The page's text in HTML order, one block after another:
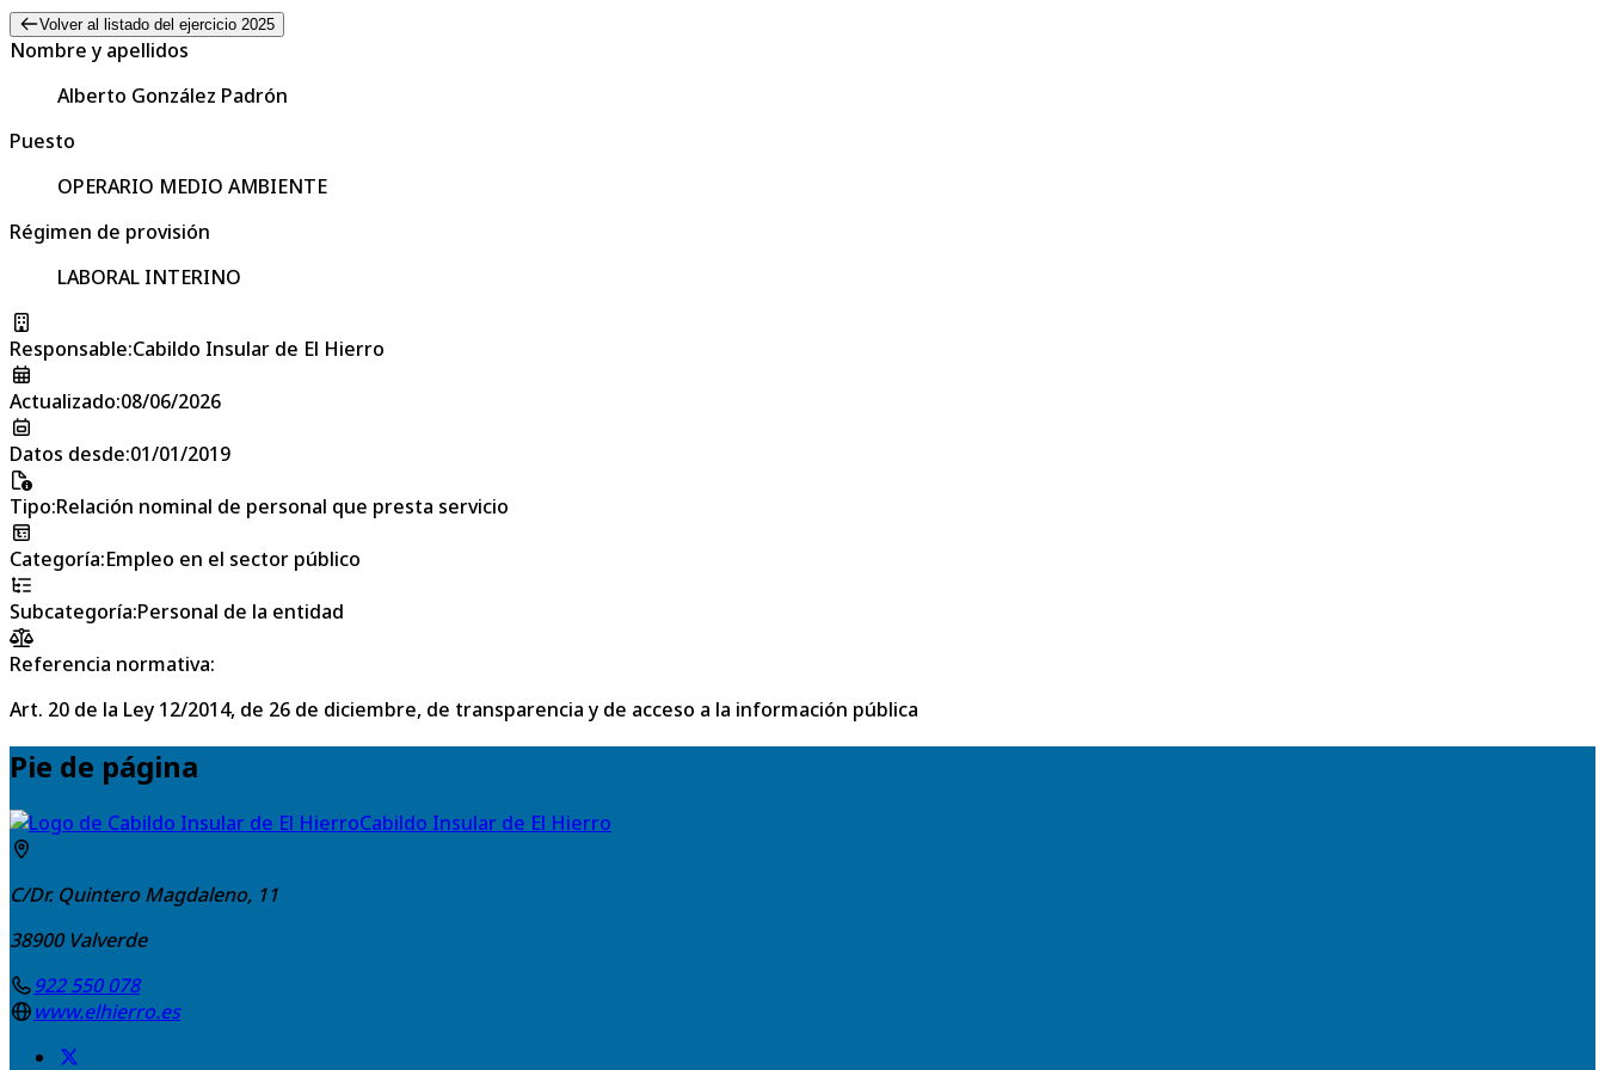
Volver al listado del ejercicio 2025
Nombre y apellidos
Alberto González Padrón
Puesto
OPERARIO MEDIO AMBIENTE
Régimen de provisión
LABORAL INTERINO
Responsable:Cabildo Insular de El Hierro
Actualizado:08/06/2026
Datos desde:01/01/2019
Tipo:Relación nominal de personal que presta servicio
Categoría:Empleo en el sector público
Subcategoría:Personal de la entidad
Referencia normativa:
Art. 20 de la Ley 12/2014, de 26 de diciembre, de transparencia y de acceso a la información pública
Pie de página
Cabildo Insular de El Hierro
C/Dr. Quintero Magdaleno, 11
38900 Valverde
922 550 078
www.elhierro.es